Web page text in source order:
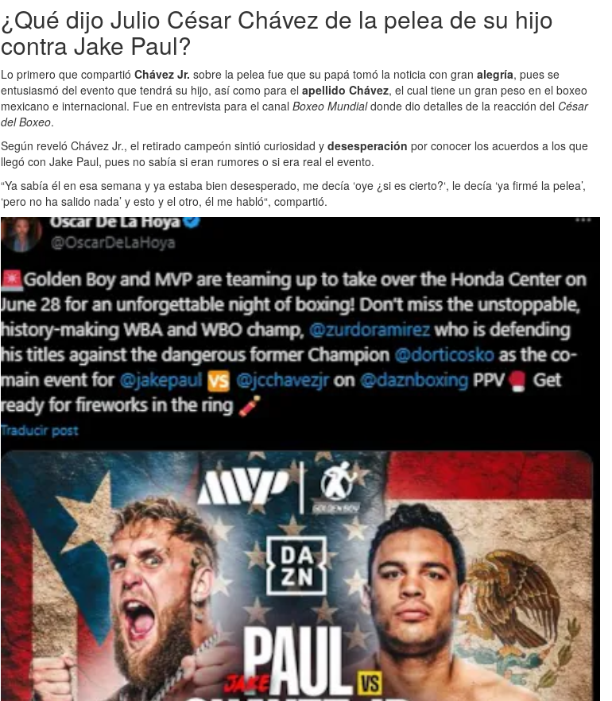
¿Qué dijo Julio César Chávez de la pelea de su hijo
contra Jake Paul?
Lo primero que compartió Chávez Jr. sobre la pelea fue que su papá tomó la noticia con gran alegría, pues se
entusiasmó del evento que tendrá su hijo, así como para el apellido Chávez, el cual tiene un gran peso en el boxeo
mexicano e internacional. Fue en entrevista para el canal Boxeo Mundialdonde dio detalles de la reacción del César
del Boxeo.
Según reveló Chávez Jr., el retirado campeón sintió curiosidad y desesperación por conocer los acuerdos a los que
llegó con Jake Paul, pues no sabía si eran rumores o si era real el evento.
“Ya sabía él en esa semana y ya estaba bien desesperado, me decía ‘oye ¿si es cierto?‘, le decía ‘ya firmé la pelea’,
‘pero no ha salido nada’ y esto y el otro, él me habló“, compartió.